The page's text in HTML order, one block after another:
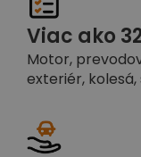
Viac ako
Motor,
exteriér,